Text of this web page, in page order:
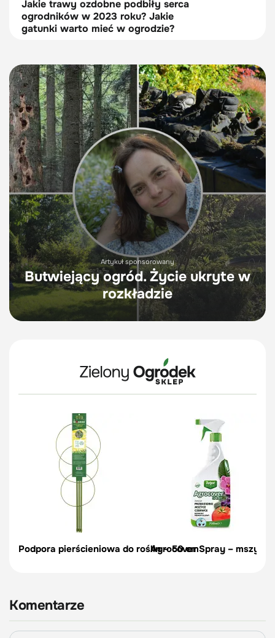
Jakie trawy ozdobne podbiły serca
ogrodników w 2023 roku? Jakie
gatunki warto mieć w ogrodzie?
Artykuł sponsorowany
Butwiejący ogród. Życie ukryte w
rozkładzie
Podpora pierścieniowa do roślin – 50 cm
Agrocover Spray –
Komentarze